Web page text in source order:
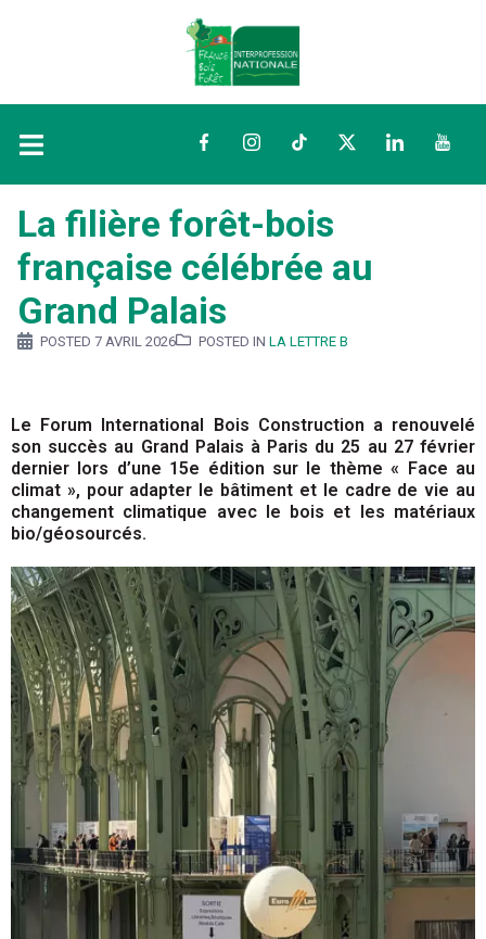
FacebookInstagramTikTokTwitterLinkedIn
La filière forêt-bois
française célébrée au
Grand Palais
POSTED 7 AVRIL 2026 POSTED IN LA LETTRE B
Le Forum International Bois Construction a renouvelé
son succès au Grand Palais à Paris du 25 au 27 février
dernier lors d’une 15e édition sur le thème « Face au
climat », pour adapter le bâtiment et le cadre de vie au
changement climatique avec le bois et les matériaux
bio/géosourcés.